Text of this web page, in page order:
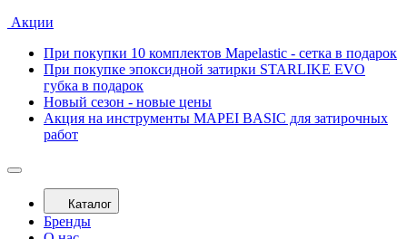
Акции
При покупки 10 комплектов Mapelastic - сетка в подарок
При покупке эпоксидной затирки STARLIKE EVO
губка в подарок
Новый сезон - новые цены
Акция на инструменты MAPEI BASIC для затирочных
работ
Каталог
Бренды